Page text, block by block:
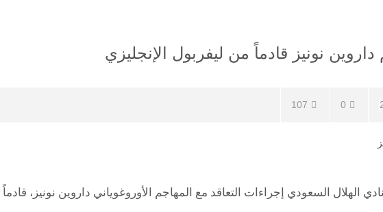
نونيز قادماً من ليفربول الإنجليزي
0
107
الهلال السعودي إجراءات التعاقد مع المهاجم الأوروغوياني داروين نونيز، قادماً